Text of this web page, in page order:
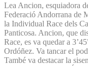
Lea Ancion, esquiadora
Federació Andorrana de
la Individual Race dels
Panticosa. Ancion, que
Race, es va quedar a
Ordóñez. Va tancar el
També va destacar la